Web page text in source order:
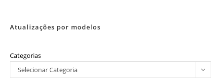
Atualizações por modelos
Categorias
Selecionar Categoria